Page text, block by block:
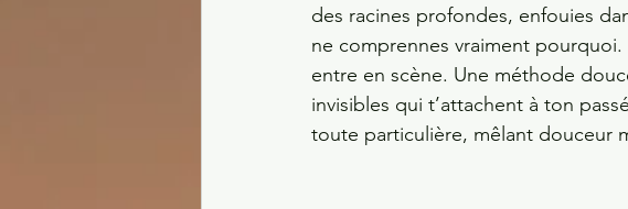
des racines profondes, enfouies
ne comprennes vraiment pourquoi.
entre en scène. Une méthode
invisibles qui t’attachent à ton
toute particulière, mêlant douceur